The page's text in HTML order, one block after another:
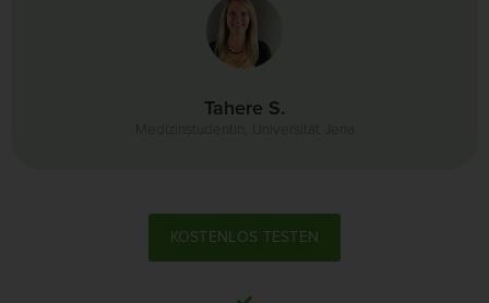
Tahere S.
KOSTENLOS TESTEN